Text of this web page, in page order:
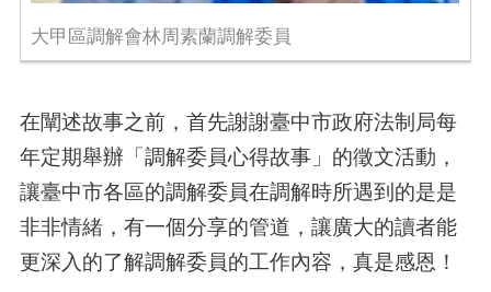
大甲區調解會林周素蘭調解委員
在闡述故事之前，首先謝謝臺中市政府法制局每
年定期舉辦「調解委員心得故事」的徵文活動，
讓臺中市各區的調解委員在調解時所遇到的是是
非非情緒，有一個分享的管道，讓廣大的讀者能
更深入的了解調解委員的工作內容，真是感恩！